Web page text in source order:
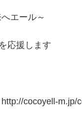
エール～
応援します
cocoyell-m.jp/